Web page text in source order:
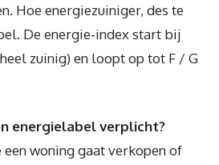
Hoe energiezuiniger, des te
De energie-index start bij
zuinig) en loopt op tot F / G
energielabel verplicht?
een woning gaat verkopen of